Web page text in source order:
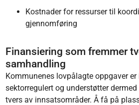
Kostnader for ressurser til
gjennomføring
Finansiering som fremmer
samhandling
Kommunenes lovpålagte oppgaver er
sektorregulert og understøtter
tvers av innsatsområder. Å få på